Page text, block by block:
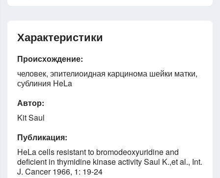
Характеристики
Происхождение:
человек, эпителиоидная карцинома шейки матки,
сублиния HeLa
Автор:
Kit Saul
Публикация:
HeLa cells resistant to bromodeoxyuridine and
deficient in thymidine kinase activity Saul K.,et al., Int.
J. Cancer 1966, 1: 19-24